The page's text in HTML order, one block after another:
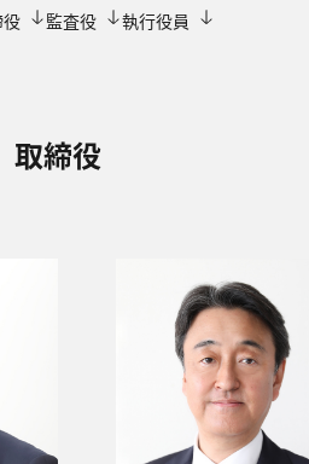
監査役 執行役員
取締役